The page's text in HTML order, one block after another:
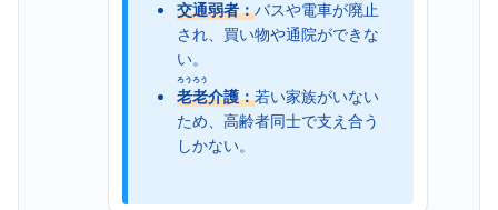
交通弱者：バスや電車が廃止
され、買い物や通院ができな
い。
老老
ろうろう
介護：若い家族がいない
ため、高齢者同士で支え合う
しかない。